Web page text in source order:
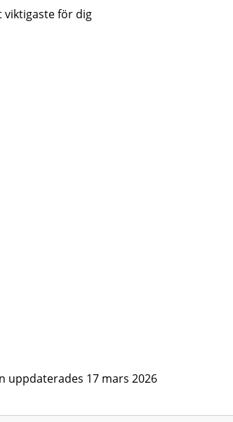
viktigaste för dig
uppdaterades 17 mars 2026